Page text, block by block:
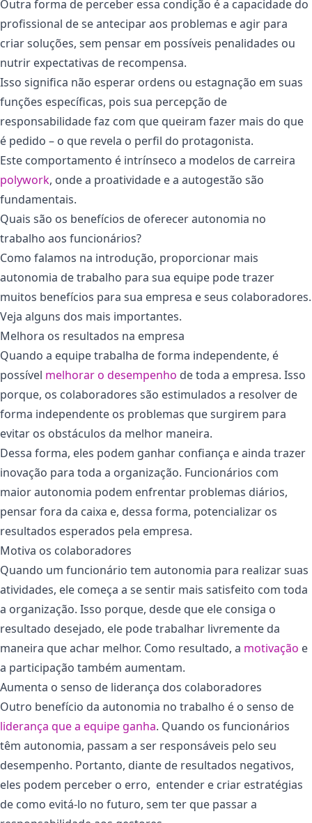
Outra forma de perceber essa condição é a capacidade do
profissional de se antecipar aos problemas e agir para
criar soluções, sem pensar em possíveis penalidades ou
nutrir expectativas de recompensa.
Isso significa não esperar ordens ou estagnação em suas
funções específicas, pois sua percepção de
responsabilidade faz com que queiram fazer mais do que
é pedido – o que revela o perfil do protagonista.
Este comportamento é intrínseco a modelos de carreira
polywork, onde a proatividade e a autogestão são
fundamentais.
Quais são os benefícios de oferecer autonomia no
trabalho aos funcionários?
Como falamos na introdução, proporcionar mais
autonomia de trabalho para sua equipe pode trazer
muitos benefícios para sua empresa e seus colaboradores.
Veja alguns dos mais importantes.
Melhora os resultados na empresa
Quando a equipe trabalha de forma independente, é
possível melhorar o desempenho de toda a empresa. Isso
porque, os colaboradores são estimulados a resolver de
forma independente os problemas que surgirem para
evitar os obstáculos da melhor maneira.
Dessa forma, eles podem ganhar confiança e ainda trazer
inovação para toda a organização. Funcionários com
maior autonomia podem enfrentar problemas diários,
pensar fora da caixa e, dessa forma, potencializar os
resultados esperados pela empresa.
Motiva os colaboradores
Quando um funcionário tem autonomia para realizar suas
atividades, ele começa a se sentir mais satisfeito com toda
a organização. Isso porque, desde que ele consiga o
resultado desejado, ele pode trabalhar livremente da
maneira que achar melhor. Como resultado, a motivação e
a participação também aumentam.
Aumenta o senso de liderança dos colaboradores
Outro benefício da autonomia no trabalho é o senso de
liderança que a equipe ganha. Quando os funcionários
têm autonomia, passam a ser responsáveis ​​pelo seu
desempenho. Portanto, diante de resultados negativos,
eles podem perceber o erro, entender e criar estratégias
de como evitá-lo no futuro, sem ter que passar a